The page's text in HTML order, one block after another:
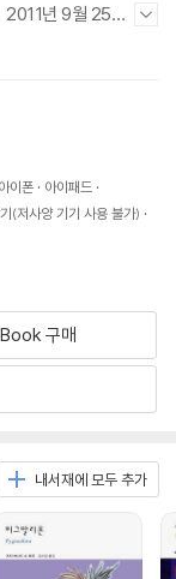
2011년 9월 25일
아이폰
아이패드
(저사양 기기 사용 불가)
구매
내서재에 모두 추가